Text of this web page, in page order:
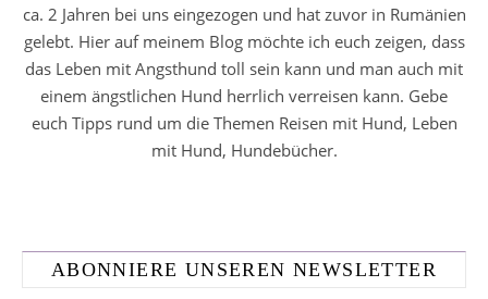
ca. 2 Jahren bei uns eingezogen und hat zuvor in Rumänien
gelebt. Hier auf meinem Blog möchte ich euch zeigen, dass
das Leben mit Angsthund toll sein kann und man auch mit
einem ängstlichen Hund herrlich verreisen kann. Gebe
euch Tipps rund um die Themen Reisen mit Hund, Leben
mit Hund, Hundebücher.
ABONNIERE UNSEREN NEWSLETTER